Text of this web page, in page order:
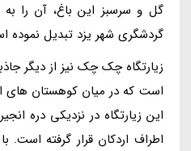
گل و سرسبز این باغ، آن را
گردشگری شهر یزد تبدیل نموده
زیارتگاه چک چک نیز از دیگر
است که در میان کوهستان های
این زیارتگاه در نزدیکی دره
اطراف اردکان قرار گرفته است.